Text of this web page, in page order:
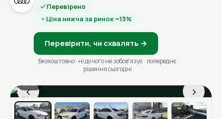
Перевірено
Ціна нижча за ринок ~13%
Перевірити, чи схвалять →
Безкоштовно · ні до чого не зобовʼязує · попереднє
рішення сьогодні
‹ ›
1 / 11
Ціна в місяць